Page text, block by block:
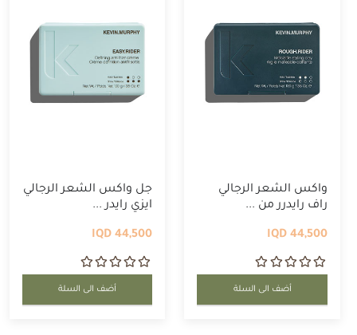
واكس الشعر الرجالي
راف رايدرر من ...
44,500 IQD
أضف الى السلة
جل واكس الشعر الرجالي
ايزي رايدر ...
44,500 IQD
أضف الى السلة